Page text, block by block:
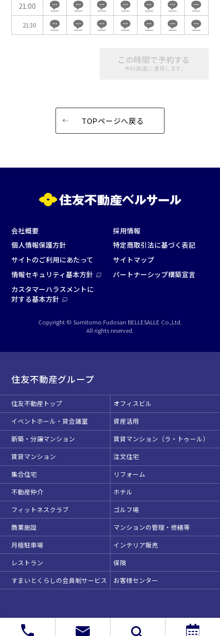
21:00
21:30
この時間で予約する
予約画面に遷移します。
TOPページへ戻る
会社概要
採用情報
個人情報保護方針
特定商取引法に基づく表記
サイトのご利用にあたって
サイトマップ
情報セキュリティ基本方針
パートナーシップ構築宣言
カスタマーハラスメントに
対する基本方針
Copyright © Sumitomo Fudosan BELLESALLE Co.,Ltd.
All rights reserved.
住友不動産グループ
住友不動産トップ
オフィスビル
イベントホール・貸会議室
資産活用
新築・分譲マンション
賃貸マンション（ラ・トゥール）
賃貸マンション
注文住宅
集合住宅
リフォーム
不動産仲介
ホテル
フィットネスクラブ
ゴルフ場
商業施設
マンションの管理・修繕等
月極駐車場
インテリア販売
レストラン
保険
すまいとくらしの会員制サービス
お客様センター